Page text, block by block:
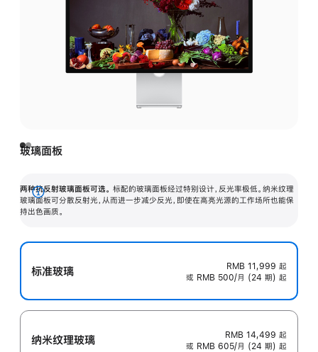
玻璃面板
两种抗反射玻璃面板可选。 标配的玻璃面板经过特别设计，反光率极低。纳米纹理
玻璃面板可分散反射光，从而进一步减少反光，即使在高亮光源的工作场所也能保
持出色画质。
展
开
标准玻璃 RMB 11,999 起
或 RMB 500/月 (24 期) 起
纳米纹理玻璃 RMB 14,499 起
或 RMB 605/月 (24 期) 起